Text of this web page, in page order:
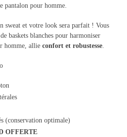
pantalon pour homme.
sweat et votre look sera parfait ! Vous
baskets blanches pour harmoniser
homme, allie confort et robustesse.
(conservation optimale)
OFFERTE